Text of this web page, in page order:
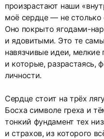
произрастают наши
моё сердце — не столько
Оно покрыто ягодами-
и ядовитыми. Это те
навязчивые идеи,
и которые, разрастаясь,
личности.
Сердце стоит на трёх
Босха символе греха и
тонкий фундамент тех
и страхов, из которого